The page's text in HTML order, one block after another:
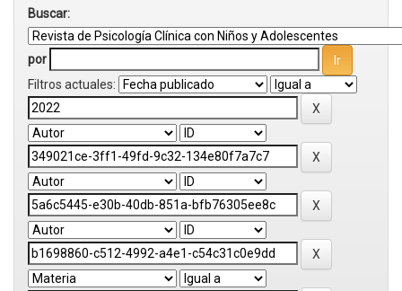
Buscar:
por
Filtros actuales: